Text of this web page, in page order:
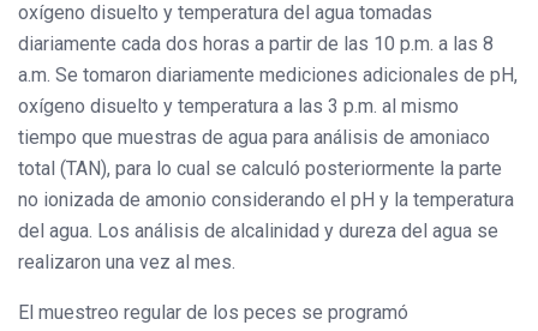
oxígeno disuelto y temperatura del agua tomadas
diariamente cada dos horas a partir de las 10 p.m. a las 8
a.m. Se tomaron diariamente mediciones adicionales de pH,
oxígeno disuelto y temperatura a las 3 p.m. al mismo
tiempo que muestras de agua para análisis de amoniaco
total (TAN), para lo cual se calculó posteriormente la parte
no ionizada de amonio considerando el pH y la temperatura
del agua. Los análisis de alcalinidad y dureza del agua se
realizaron una vez al mes.
El muestreo regular de los peces se programó